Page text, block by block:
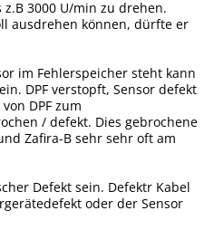
3000 U/min zu drehen.
ausdrehen können, dürfte er
im Fehlerspeicher steht kann
DPF verstopft, Sensor defekt
DPF zum
/ defekt. Dies gebrochene
Zafira-B sehr sehr oft am
Defekt sein. Defektr Kabel
oder der Sensor